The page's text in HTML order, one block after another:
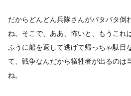
だからどんどん兵隊さんがバタバタ倒
ね。そこで、ああ、怖いと、もうこれ
ふうに船を返して逃げて帰っちゃ駄目
て、戦争なんだから犠牲者が出るのは
ね。